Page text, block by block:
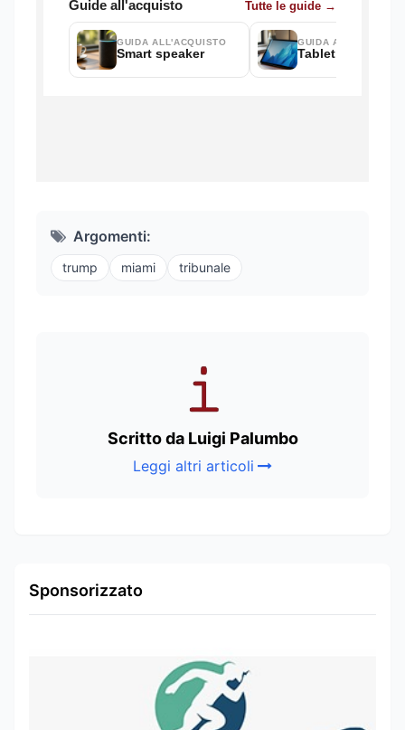
Argomenti:
trump miami tribunale
Scritto da Luigi Palumbo
Leggi altri articoli
Sponsorizzato